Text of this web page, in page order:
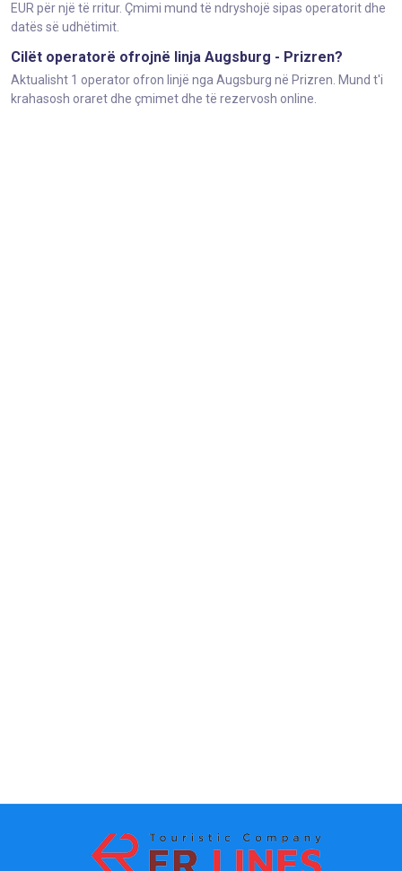
EUR për një të rritur. Çmimi mund të ndryshojë sipas operatorit dhe
datës së udhëtimit.
Cilët operatorë ofrojnë linja Augsburg - Prizren?
Aktualisht 1 operator ofron linjë nga Augsburg në Prizren. Mund t'i
krahasosh oraret dhe çmimet dhe të rezervosh online.